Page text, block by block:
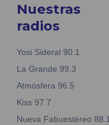
Nuestras
radios
Yosi Sideral 90.1
La Grande 99.3
Atmósfera 96.5
Kiss 97.7
Nueva Fabuestéreo 88.1